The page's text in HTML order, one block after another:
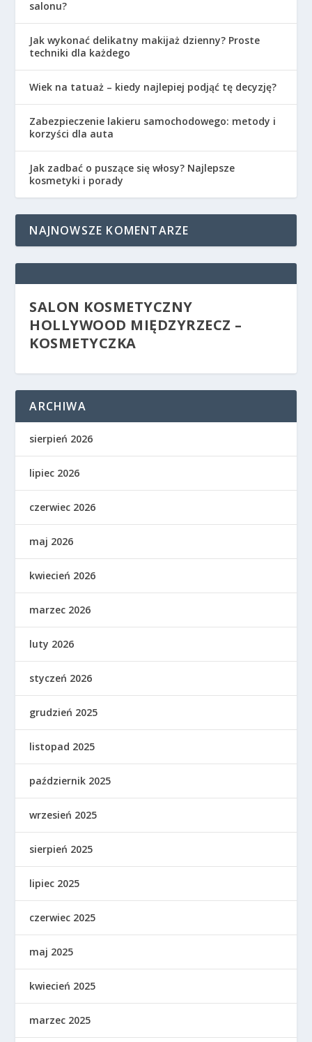
salonu?
Jak wykonać delikatny makijaż dzienny? Proste
techniki dla każdego
Wiek na tatuaż – kiedy najlepiej podjąć tę decyzję?
Zabezpieczenie lakieru samochodowego: metody i
korzyści dla auta
Jak zadbać o puszące się włosy? Najlepsze
kosmetyki i porady
NAJNOWSZE KOMENTARZE
SALON KOSMETYCZNY
HOLLYWOOD MIĘDZYRZECZ –
KOSMETYCZKA
ARCHIWA
sierpień 2026
lipiec 2026
czerwiec 2026
maj 2026
kwiecień 2026
marzec 2026
luty 2026
styczeń 2026
grudzień 2025
listopad 2025
październik 2025
wrzesień 2025
sierpień 2025
lipiec 2025
czerwiec 2025
maj 2025
kwiecień 2025
marzec 2025